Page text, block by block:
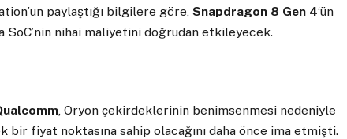
paylaştığı bilgilere göre,Snapdragon 8 Gen 4‘ün
SoC’nin nihai maliyetini doğrudan etkileyecek.
, Oryon çekirdeklerinin benimsenmesi nedeniyle
bir fiyat noktasına sahip olacağını daha önce ima etmişti.